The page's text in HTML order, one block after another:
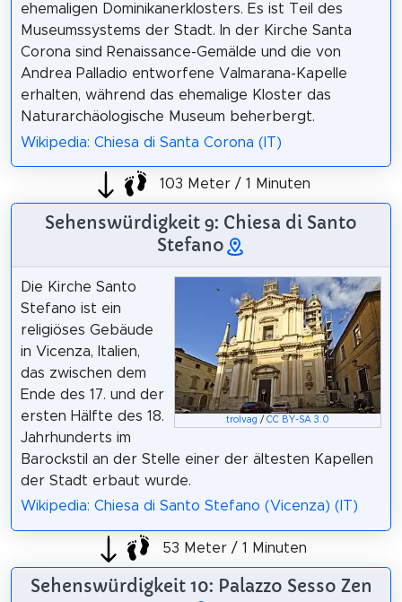
ehemaligen Dominikanerklosters. Es ist Teil des
Museumssystems der Stadt. In der Kirche Santa
Corona sind Renaissance-Gemälde und die von
Andrea Palladio entworfene Valmarana-Kapelle
erhalten, während das ehemalige Kloster das
Naturarchäologische Museum beherbergt.
Wikipedia: Chiesa di Santa Corona (IT)
103 Meter / 1 Minuten
Sehenswürdigkeit 9: Chiesa di Santo
Stefano
trolvag /CC BY-SA 3.0
Die Kirche Santo
Stefano ist ein
religiöses Gebäude
in Vicenza, Italien,
das zwischen dem
Ende des 17. und der
ersten Hälfte des 18.
Jahrhunderts im
Barockstil an der Stelle einer der ältesten Kapellen
der Stadt erbaut wurde.
Wikipedia: Chiesa di Santo Stefano (Vicenza) (IT)
53 Meter / 1 Minuten
Sehenswürdigkeit 10: Palazzo Sesso Zen